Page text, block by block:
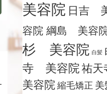
美容院 日吉
容院 綱島 美容
杉 美容院 白髪
寺 美容院祐天
美容院縮毛矯正 美